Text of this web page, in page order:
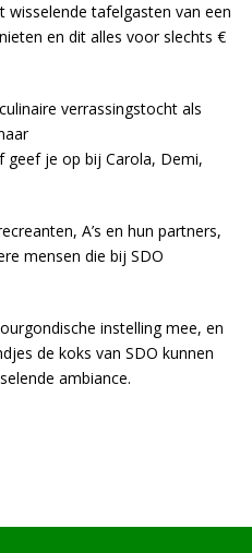
wisselende tafelgasten van een
en dit alles voor slechts €
verrassingstocht als
geef je op bij Carola, Demi,
A’s en hun partners,
mensen die bij SDO
instelling mee, en
de koks van SDO kunnen
ambiance.